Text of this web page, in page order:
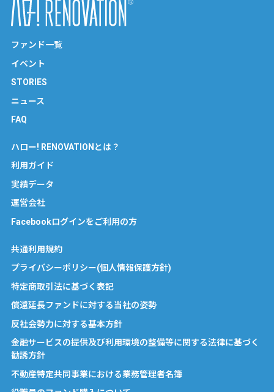
ファンド一覧
イベント
STORIES
ニュース
FAQ
ハロー! RENOVATIONとは？
利用ガイド
実績データ
運営会社
Facebookログインをご利用の方
共通利用規約
プライバシーポリシー(個人情報保護方針)
特定商取引法に基づく表記
償還延長ファンドに対する当社の姿勢
反社会勢力に対する基本方針
金融サービスの提供及び利用環境の整備等に関する法律に基づく
勧誘方針
不動産特定共同事業における業務管理者名簿